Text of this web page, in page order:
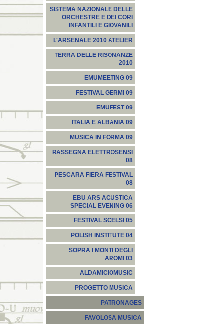
SISTEMA NAZIONALE DELLE
ORCHESTRE E DEI CORI
INFANTILI E GIOVANILI
L'ARSENALE 2010 ATELIER
TERRA DELLE RISONANZE
2010
EMUMEETING 09
FESTIVAL GERMI 09
EMUFEST 09
ITALIA E ALBANIA 09
MUSICA IN FORMA 09
RASSEGNA ELETTROSENSI
08
PESCARA FIERA FESTIVAL
08
EBU ARS ACUSTICA
SPECIAL EVENING 06
FESTIVAL SCELSI 05
POLISH INSTITUTE 04
SOPRA I MONTI DEGLI
AROMI 03
ALDAMICIOMUSIC
PROGETTO MUSICA
PATRONAGES
FAVOLOSA MUSICA